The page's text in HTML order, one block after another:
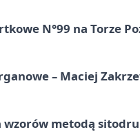
N°99 na Torze
– Maciej
wzorów metodą